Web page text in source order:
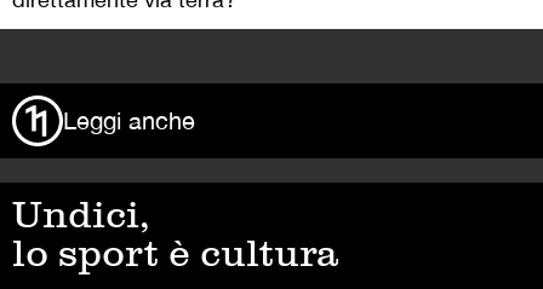
Leggi anche
Undici,
lo sport è cultura